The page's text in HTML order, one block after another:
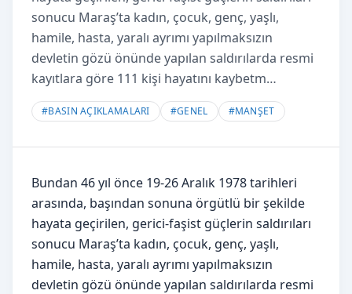
sonucu Maraş’ta kadın, çocuk, genç, yaşlı,
hamile, hasta, yaralı ayrımı yapılmaksızın
devletin gözü önünde yapılan saldırılarda resmi
kayıtlara göre 111 kişi hayatını kaybetm…
#BASIN AÇIKLAMALARI #GENEL #MANŞET
Bundan 46 yıl önce 19-26 Aralık 1978 tarihleri
arasında, başından sonuna örgütlü bir şekilde
hayata geçirilen, gerici-faşist güçlerin saldırıları
sonucu Maraş’ta kadın, çocuk, genç, yaşlı,
hamile, hasta, yaralı ayrımı yapılmaksızın
devletin gözü önünde yapılan saldırılarda resmi